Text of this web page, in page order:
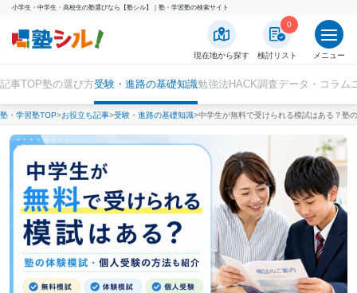
小学生・中学生・高校生の塾選びなら【塾シル】｜塾・学習塾の検索サイト
現在地から探す
0
検討リスト メニュー
記事TOP塾の選び方受験・進路の基礎知識勉強法HACK調査データ・コラム
塾・学習塾TOP お役立ち記事 受験・進路の基礎知識 中学生が無料で受けられる模試はある？塾